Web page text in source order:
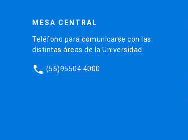
MESA CENTRAL
Teléfono para comunicarse con las
distintas áreas de la Universidad.
phone (56)95504 4000